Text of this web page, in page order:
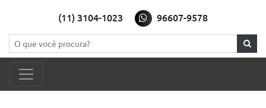
Pesquisar
(11) 3104-1023 96607-9578